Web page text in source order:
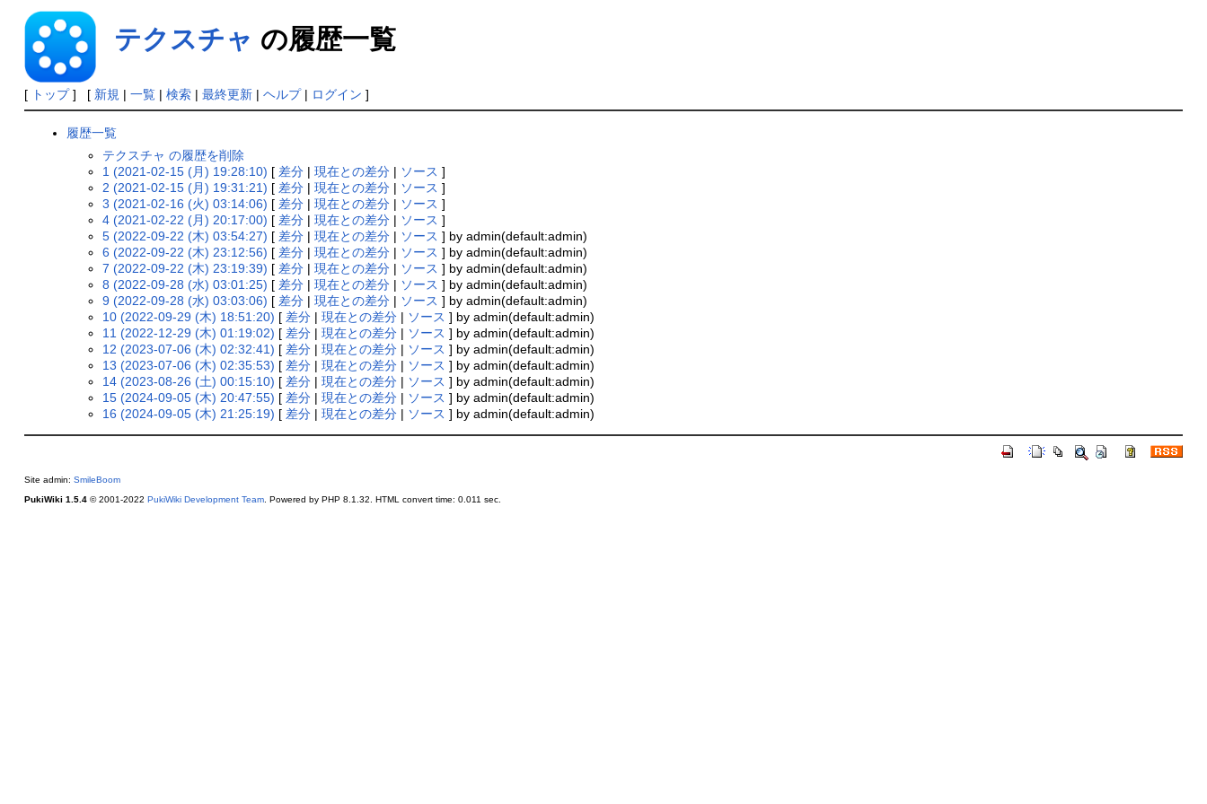
テクスチャ の履歴一覧
[ トップ] [ 新規 | 一覧| 検索| 最終更新| ヘルプ| ログイン ]
履歴一覧
テクスチャ の履歴を削除
1 (2021-02-15 (月) 19:28:10) [ 差分 |現在との差分 | ソース ]
2 (2021-02-15 (月) 19:31:21) [ 差分 |現在との差分 | ソース ]
3 (2021-02-16 (火) 03:14:06) [ 差分 |現在との差分 | ソース ]
4 (2021-02-22 (月) 20:17:00) [ 差分 |現在との差分 | ソース ]
5 (2022-09-22 (木) 03:54:27) [ 差分 |現在との差分 | ソース ] by admin(default:admin)
6 (2022-09-22 (木) 23:12:56) [ 差分 |現在との差分 | ソース ] by admin(default:admin)
7 (2022-09-22 (木) 23:19:39) [ 差分 |現在との差分 | ソース ] by admin(default:admin)
8 (2022-09-28 (水) 03:01:25) [ 差分 |現在との差分 | ソース ] by admin(default:admin)
9 (2022-09-28 (水) 03:03:06) [ 差分 |現在との差分 | ソース ] by admin(default:admin)
10 (2022-09-29 (木) 18:51:20) [ 差分 |現在との差分 | ソース ] by admin(default:admin)
11 (2022-12-29 (木) 01:19:02) [ 差分 |現在との差分 | ソース ] by admin(default:admin)
12 (2023-07-06 (木) 02:32:41) [ 差分 |現在との差分 | ソース ] by admin(default:admin)
13 (2023-07-06 (木) 02:35:53) [ 差分 |現在との差分 | ソース ] by admin(default:admin)
14 (2023-08-26 (土) 00:15:10) [ 差分 |現在との差分 | ソース ] by admin(default:admin)
15 (2024-09-05 (木) 20:47:55) [ 差分 |現在との差分 | ソース ] by admin(default:admin)
16 (2024-09-05 (木) 21:25:19) [ 差分 |現在との差分 | ソース ] by admin(default:admin)
Site admin: SmileBoom
PukiWiki 1.5.4© 2001-2022 PukiWiki Development Team. Powered by PHP 8.1.32. HTML convert time: 0.011 sec.